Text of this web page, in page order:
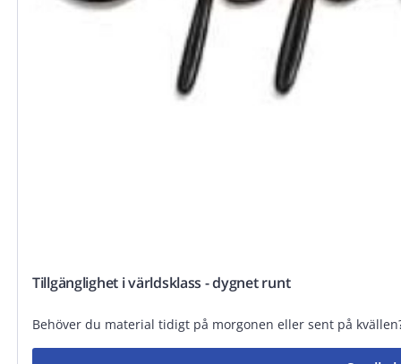
Tillgänglighet i världsklass - dygnet runt
Behöver du material tidigt på morgonen eller sent på